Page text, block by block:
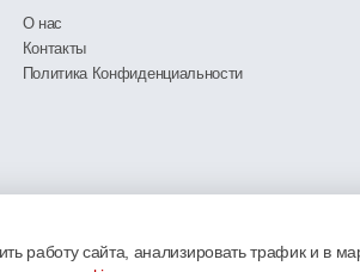
О нас
Контакты
Политика Конфиденциальности
работу сайта, анализировать трафик и в